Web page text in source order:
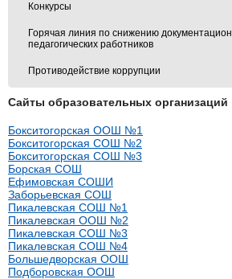
Конкурсы
Горячая линия по снижению
педагогических работников
Противодействие коррупции
Сайты образовательных организаций
Бокситогорская ООШ №1
Бокситогорская СОШ №2
Бокситогорская СОШ №3
Борская СОШ
Ефимовская СОШИ
Заборьевская СОШ
Пикалевская СОШ №1
Пикалевская ООШ №2
Пикалевская СОШ №3
Пикалевская СОШ №4
Большедворская ООШ
Подборовская ООШ